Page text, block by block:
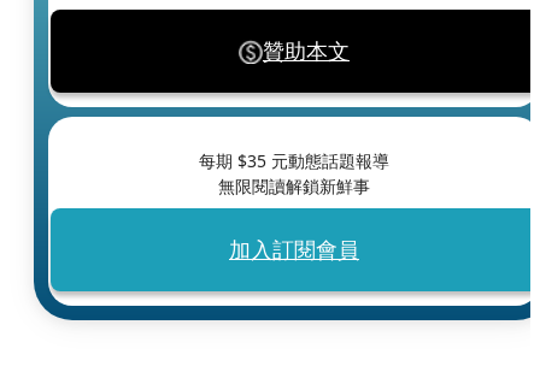
贊助本文
每期 $35 元動態話題報導
無限閱讀解鎖新鮮事
加入訂閱會員